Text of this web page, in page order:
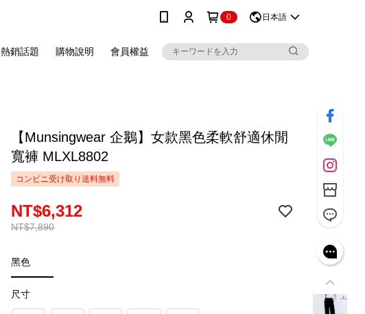
0 日本語
熱銷話題 購物說明 會員權益
【Munsingwear 企鵝】女款黑色柔軟舒適休閒
寬褲 MLXL8802
コンビニ受け取り送料無料
NT$7,890
NT$6,312
黑色
尺寸